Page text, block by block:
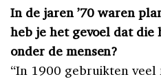
In de jaren ’70 waren
heb je het gevoel dat
onder de mensen?
“In 1900 gebruikten